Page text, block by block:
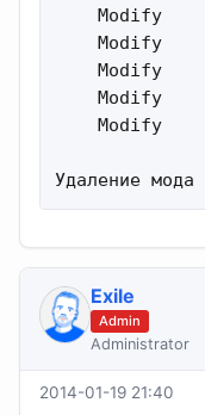
Modify
Modify
Modify
Modify
Modify
Удаление
Exile
Admin
Administrator
2014-01-19 21:40